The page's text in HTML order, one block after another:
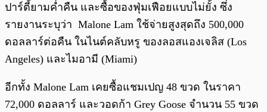
ปาร์ตี้ยามค่ำคืน และซื้อของฟุ่มเฟือยแบบไม่ยั้ง ซึ่ง
รายงานระบุว่า Malone Lam ใช้จ่ายสูงสุดถึง 500,000
ดอลลาร์ต่อคืน ในไนต์คลับหรู ของลอสแองเจลิส (Los
Angeles) และไมอามี (Miami)
อีกทั้ง Malone Lam เคยซื้อแชมเปญ 48 ขวด ในราคา
72,000 ดอลลาร์ และวอดก้า Grey Goose จำนวน 55 ขวด